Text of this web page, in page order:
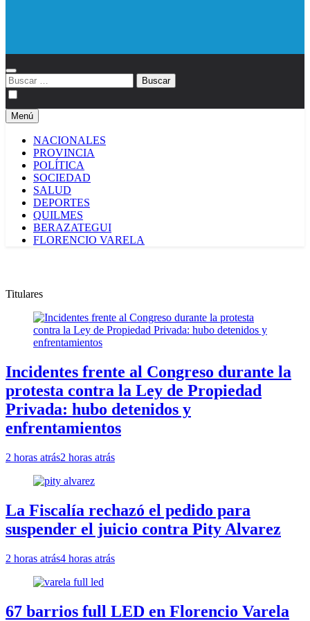
Buscar:
Menú
NACIONALES
PROVINCIA
POLÍTICA
SOCIEDAD
SALUD
DEPORTES
QUILMES
BERAZATEGUI
FLORENCIO VARELA
Titulares
Incidentes frente al Congreso durante la
protesta contra la Ley de Propiedad
Privada: hubo detenidos y
enfrentamientos
2 horas atrás2 horas atrás
La Fiscalía rechazó el pedido para
suspender el juicio contra Pity Alvarez
2 horas atrás4 horas atrás
67 barrios full LED en Florencio Varela